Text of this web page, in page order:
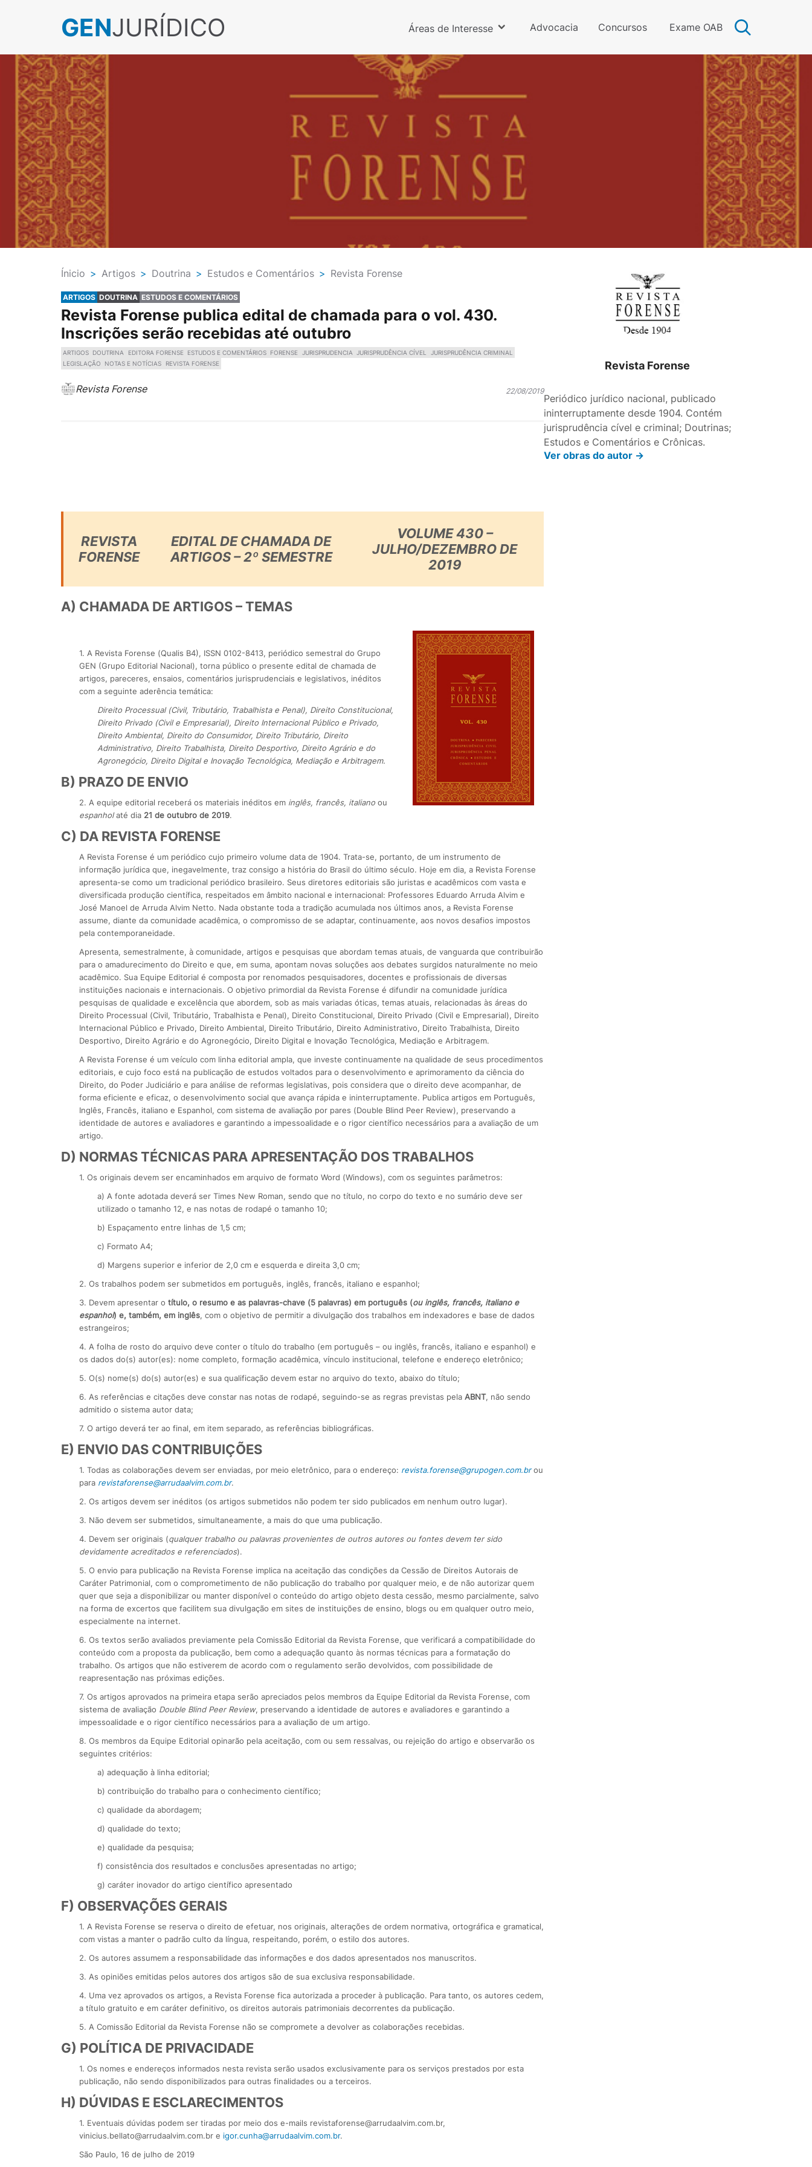
GENJURÍDICO Áreas de Interesse Advocacia Concursos Exame OAB
Ínicio > Artigos > Doutrina > Estudos e Comentários > Revista Forense
ARTIGOS DOUTRINA ESTUDOS E COMENTÁRIOS
Revista Forense publica edital de chamada para o vol. 430.
Inscrições serão recebidas até outubro
ARTIGOS DOUTRINA EDITORA FORENSE ESTUDOS E COMENTÁRIOS FORENSE JURISPRUDENCIA JURISPRUDÊNCIA CÍVEL
JURISPRUDÊNCIA CRIMINAL
LEGISLAÇÃO
NOTAS E NOTÍCIAS REVISTA FORENSE
Revista Forense 22/08/2019
REVISTA
FORENSE
EDITAL DE CHAMADA DE
ARTIGOS – 2º SEMESTRE
VOLUME 430 –
JULHO/DEZEMBRO DE
2019
A) CHAMADA DE ARTIGOS – TEMAS
1. A Revista Forense (Qualis B4), ISSN 0102-8413, periódico semestral do Grupo
GEN (Grupo Editorial Nacional), torna público o presente edital de chamada de
artigos, pareceres, ensaios, comentários jurisprudenciais e legislativos, inéditos
com a seguinte aderência temática:
Direito Processual (Civil, Tributário, Trabalhista e Penal), Direito Constitucional,
Direito Privado (Civil e Empresarial), Direito Internacional Público e Privado,
Direito Ambiental, Direito do Consumidor, Direito Tributário, Direito
Administrativo, Direito Trabalhista, Direito Desportivo, Direito Agrário e do
Agronegócio, Direito Digital e Inovação Tecnológica, Mediação e Arbitragem.
B) PRAZO DE ENVIO
2. A equipe editorial receberá os materiais inéditos em inglês, francês, italianoou
espanholaté dia 21 de outubro de 2019.
C) DA REVISTA FORENSE
A Revista Forense é um periódico cujo primeiro volume data de 1904. Trata-se, portanto, de um instrumento de
informação jurídica que, inegavelmente, traz consigo a história do Brasil do último século. Hoje em dia, a Revista Forense
apresenta-se como um tradicional periódico brasileiro. Seus diretores editoriais são juristas e acadêmicos com vasta e
diversificada produção científica, respeitados em âmbito nacional e internacional: Professores Eduardo Arruda Alvim e
José Manoel de Arruda Alvim Netto. Nada obstante toda a tradição acumulada nos últimos anos, a Revista Forense
assume, diante da comunidade acadêmica, o compromisso de se adaptar, continuamente, aos novos desafios impostos
pela contemporaneidade.
Apresenta, semestralmente, à comunidade, artigos e pesquisas que abordam temas atuais, de vanguarda que contribuirão
para o amadurecimento do Direito e que, em suma, apontam novas soluções aos debates surgidos naturalmente no meio
acadêmico. Sua Equipe Editorial é composta por renomados pesquisadores, docentes e profissionais de diversas
instituições nacionais e internacionais. O objetivo primordial da Revista Forense é difundir na comunidade jurídica
pesquisas de qualidade e excelência que abordem, sob as mais variadas óticas, temas atuais, relacionadas às áreas do
Direito Processual (Civil, Tributário, Trabalhista e Penal), Direito Constitucional, Direito Privado (Civil e Empresarial), Direito
Internacional Público e Privado, Direito Ambiental, Direito Tributário, Direito Administrativo, Direito Trabalhista, Direito
Desportivo, Direito Agrário e do Agronegócio, Direito Digital e Inovação Tecnológica, Mediação e Arbitragem.
A Revista Forense é um veículo com linha editorial ampla, que investe continuamente na qualidade de seus procedimentos
editoriais, e cujo foco está na publicação de estudos voltados para o desenvolvimento e aprimoramento da ciência do
Direito, do Poder Judiciário e para análise de reformas legislativas, pois considera que o direito deve acompanhar, de
forma eficiente e eficaz, o desenvolvimento social que avança rápida e ininterruptamente. Publica artigos em Português,
Inglês, Francês, italiano e Espanhol, com sistema de avaliação por pares (Double Blind Peer Review), preservando a
identidade de autores e avaliadores e garantindo a impessoalidade e o rigor científico necessários para a avaliação de um
artigo.
D) NORMAS TÉCNICAS PARA APRESENTAÇÃO DOS TRABALHOS
1. Os originais devem ser encaminhados em arquivo de formato Word (Windows), com os seguintes parâmetros:
a) A fonte adotada deverá ser Times New Roman, sendo que no título, no corpo do texto e no sumário deve ser
utilizado o tamanho 12, e nas notas de rodapé o tamanho 10;
b) Espaçamento entre linhas de 1,5 cm;
c) Formato A4;
d) Margens superior e inferior de 2,0 cm e esquerda e direita 3,0 cm;
2. Os trabalhos podem ser submetidos em português, inglês, francês, italiano e espanhol;
3. Devem apresentar o título, o resumo e as palavras-chave (5 palavras) em português (ou inglês, francês, italiano e
espanhol) e, também, em inglês, com o objetivo de permitir a divulgação dos trabalhos em indexadores e base de dados
estrangeiros;
4. A folha de rosto do arquivo deve conter o título do trabalho (em português – ou inglês, francês, italiano e espanhol) e
os dados do(s) autor(es): nome completo, formação acadêmica, vínculo institucional, telefone e endereço eletrônico;
5. O(s) nome(s) do(s) autor(es) e sua qualificação devem estar no arquivo do texto, abaixo do título;
6. As referências e citações deve constar nas notas de rodapé, seguindo-se as regras previstas pela ABNT, não sendo
admitido o sistema autor data;
7. O artigo deverá ter ao final, em item separado, as referências bibliográficas.
E) ENVIO DAS CONTRIBUIÇÕES
1. Todas as colaborações devem ser enviadas, por meio eletrônico, para o endereço: revista.forense@grupogen.com.brou
para revistaforense@arrudaalvim.com.br.
2. Os artigos devem ser inéditos (os artigos submetidos não podem ter sido publicados em nenhum outro lugar).
3. Não devem ser submetidos, simultaneamente, a mais do que uma publicação.
4. Devem ser originais (qualquer trabalho ou palavras provenientes de outros autores ou fontes devem ter sido
devidamente acreditados e referenciados).
5. O envio para publicação na Revista Forense implica na aceitação das condições da Cessão de Direitos Autorais de
Caráter Patrimonial, com o comprometimento de não publicação do trabalho por qualquer meio, e de não autorizar quem
quer que seja a disponibilizar ou manter disponível o conteúdo do artigo objeto desta cessão, mesmo parcialmente, salvo
na forma de excertos que facilitem sua divulgação em sites de instituições de ensino, blogs ou em qualquer outro meio,
especialmente na internet.
6. Os textos serão avaliados previamente pela Comissão Editorial da Revista Forense, que verificará a compatibilidade do
conteúdo com a proposta da publicação, bem como a adequação quanto às normas técnicas para a formatação do
trabalho. Os artigos que não estiverem de acordo com o regulamento serão devolvidos, com possibilidade de
reapresentação nas próximas edições.
7. Os artigos aprovados na primeira etapa serão apreciados pelos membros da Equipe Editorial da Revista Forense, com
sistema de avaliação Double Blind Peer Review, preservando a identidade de autores e avaliadores e garantindo a
impessoalidade e o rigor científico necessários para a avaliação de um artigo.
8. Os membros da Equipe Editorial opinarão pela aceitação, com ou sem ressalvas, ou rejeição do artigo e observarão os
seguintes critérios:
a) adequação à linha editorial;
b) contribuição do trabalho para o conhecimento científico;
c) qualidade da abordagem;
d) qualidade do texto;
e) qualidade da pesquisa;
f) consistência dos resultados e conclusões apresentadas no artigo;
g) caráter inovador do artigo científico apresentado
F) OBSERVAÇÕES GERAIS
1. A Revista Forense se reserva o direito de efetuar, nos originais, alterações de ordem normativa, ortográfica e gramatical,
com vistas a manter o padrão culto da língua, respeitando, porém, o estilo dos autores.
2. Os autores assumem a responsabilidade das informações e dos dados apresentados nos manuscritos.
3. As opiniões emitidas pelos autores dos artigos são de sua exclusiva responsabilidade.
4. Uma vez aprovados os artigos, a Revista Forense fica autorizada a proceder à publicação. Para tanto, os autores cedem,
a título gratuito e em caráter definitivo, os direitos autorais patrimoniais decorrentes da publicação.
5. A Comissão Editorial da Revista Forense não se compromete a devolver as colaborações recebidas.
G) POLÍTICA DE PRIVACIDADE
1. Os nomes e endereços informados nesta revista serão usados exclusivamente para os serviços prestados por esta
publicação, não sendo disponibilizados para outras finalidades ou a terceiros.
H) DÚVIDAS E ESCLARECIMENTOS
1. Eventuais dúvidas podem ser tiradas por meio dos e-mails revistaforense@arrudaalvim.com.br,
vinicius.bellato@arrudaalvim.com.br e igor.cunha@arrudaalvim.com.br.
São Paulo, 16 de julho de 2019
Revista Forense
Periódico jurídico nacional, publicado
ininterruptamente desde 1904. Contém
jurisprudência cível e criminal; Doutrinas;
Estudos e Comentários e Crônicas.
Ver obras do autor ->